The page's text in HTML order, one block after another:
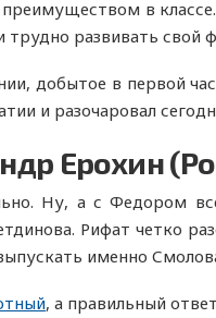
в
трудно развивать свой
добытое в первой
и разочаровал
Ерохин
Ну, а с Федором
Рифат четко
именно
, а правильный